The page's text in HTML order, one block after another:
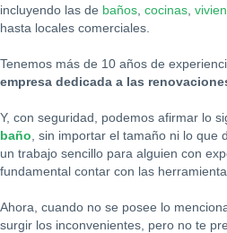
incluyendo las de baños cocinas
hasta locales comerciales.
Tenemos más de 10 años de
empresa dedicada a las
Y, con seguridad, podemos afirmar lo
baño , sin importar el tamaño ni lo
un trabajo sencillo para alguien con
fundamental contar con las
Ahora, cuando no se posee lo
surgir los inconvenientes, pero no te